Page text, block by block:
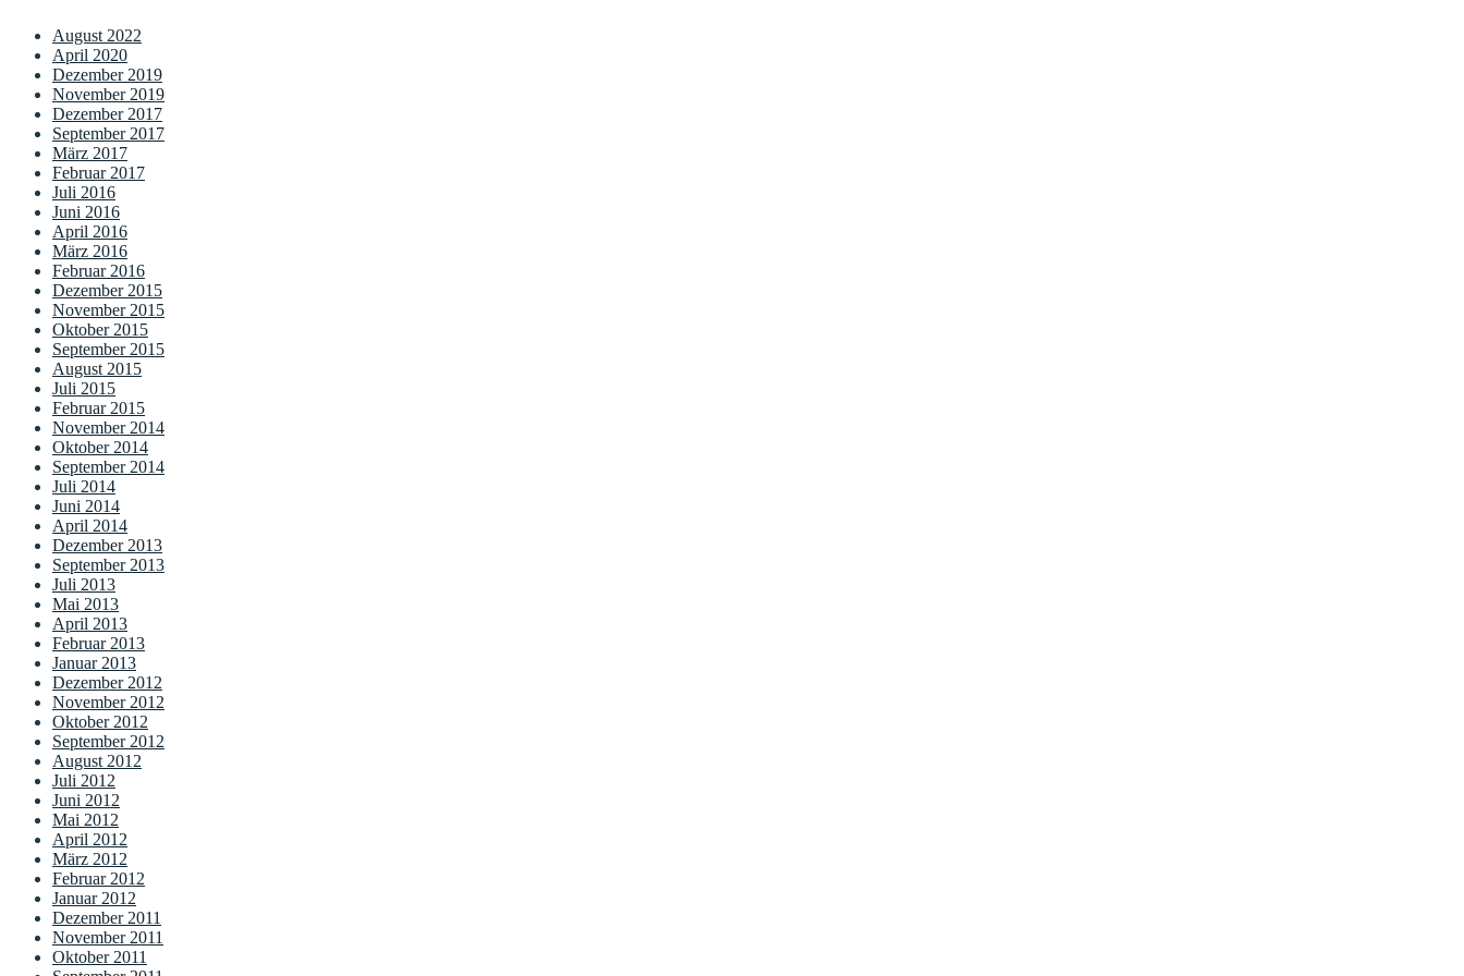
August 2022
April 2020
Dezember 2019
November 2019
Dezember 2017
September 2017
März 2017
Februar 2017
Juli 2016
Juni 2016
April 2016
März 2016
Februar 2016
Dezember 2015
November 2015
Oktober 2015
September 2015
August 2015
Juli 2015
Februar 2015
November 2014
Oktober 2014
September 2014
Juli 2014
Juni 2014
April 2014
Dezember 2013
September 2013
Juli 2013
Mai 2013
April 2013
Februar 2013
Januar 2013
Dezember 2012
November 2012
Oktober 2012
September 2012
August 2012
Juli 2012
Juni 2012
Mai 2012
April 2012
März 2012
Februar 2012
Januar 2012
Dezember 2011
November 2011
Oktober 2011